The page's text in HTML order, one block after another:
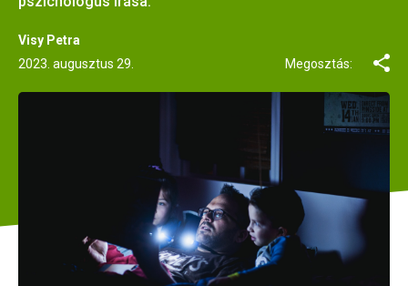
Visy Petra
2023. augusztus 29.
Megosztás: